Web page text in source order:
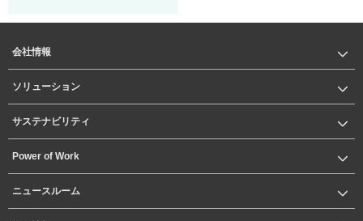
会社情報
ソリューション
サステナビリティ
Power of Work
ニュースルーム